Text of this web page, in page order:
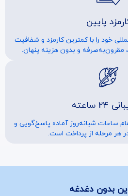
پایین
خود را با کمترین کارمزد و شفافیت
مقرون‌به‌صرفه و بدون هزینه پنهان.
ساعته
ساعات شبانه‌روز آماده پاسخ‌گویی و
هر مرحله از پرداخت است.
بدون دغدغه